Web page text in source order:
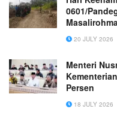
0601/
20 JULY 2026
Menteri
Persen
18 JULY 2026